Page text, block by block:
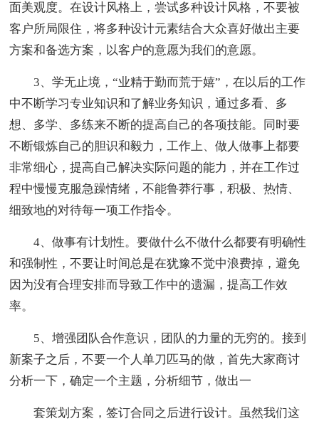
面美观度。在设计风格上，尝试多种设计风格，不要被
客户所局限住，将多种设计元素结合大众喜好做出主要
方案和备选方案，以客户的意愿为我们的意愿。
3、学无止境，“业精于勤而荒于嬉”，在以后的工作
中不断学习专业知识和了解业务知识，通过多看、多
想、多学、多练来不断的提高自己的各项技能。同时要
不断锻炼自己的胆识和毅力，工作上、做人做事上都要
非常细心，提高自己解决实际问题的能力，并在工作过
程中慢慢克服急躁情绪，不能鲁莽行事，积极、热情、
细致地的对待每一项工作指令。
4、做事有计划性。要做什么不做什么都要有明确性
和强制性，不要让时间总是在犹豫不觉中浪费掉，避免
因为没有合理安排而导致工作中的遗漏，提高工作效
率。
5、增强团队合作意识，团队的力量的无穷的。接到
新案子之后，不要一个人单刀匹马的做，首先大家商讨
分析一下，确定一个主题，分析细节，做出一
套策划方案，签订合同之后进行设计。虽然我们这